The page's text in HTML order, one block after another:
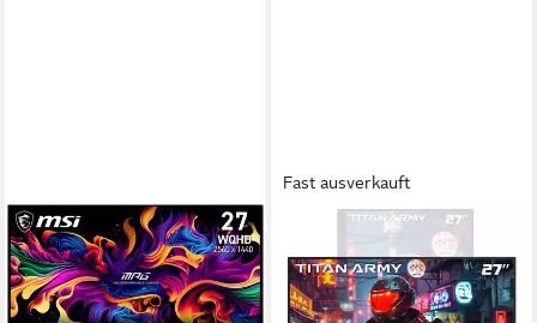
MSI
MPG 271QRX QD-OLED
OLED-Monitor
67 cm/ 27 Zoll Diagonale
Fast ausverkauft
P2710S Gaming-Monitor
2560x1440 px, QHD Auflösung
1 ms Reaktionszeit